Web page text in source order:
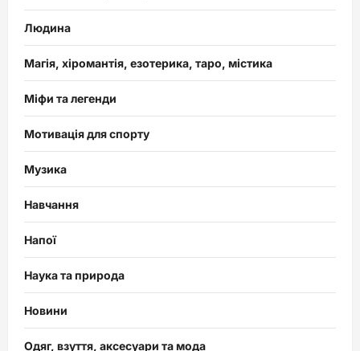
Людина
Магія, хіромантія, езотерика, таро, містика
Міфи та легенди
Мотивація для спорту
Музика
Навчання
Напої
Наука та природа
Новини
Одяг, взуття, аксесуари та мода